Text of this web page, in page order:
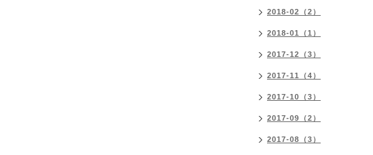
2018-02（2）
2018-01（1）
2017-12（3）
2017-11（4）
2017-10（3）
2017-09（2）
2017-08（3）